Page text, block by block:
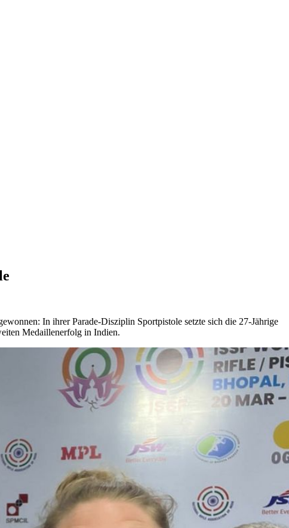
In ihrer Parade-Disziplin Sportpistole setzte sich die 27-Jährige
Medaillenerfolg in Indien.